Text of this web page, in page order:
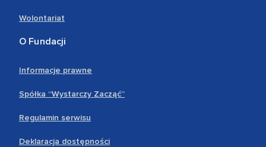
Wolontariat
O Fundacji
Informacje prawne
Spółka “Wystarczy Zacząć”
Regulamin serwisu
Deklaracja dostępności